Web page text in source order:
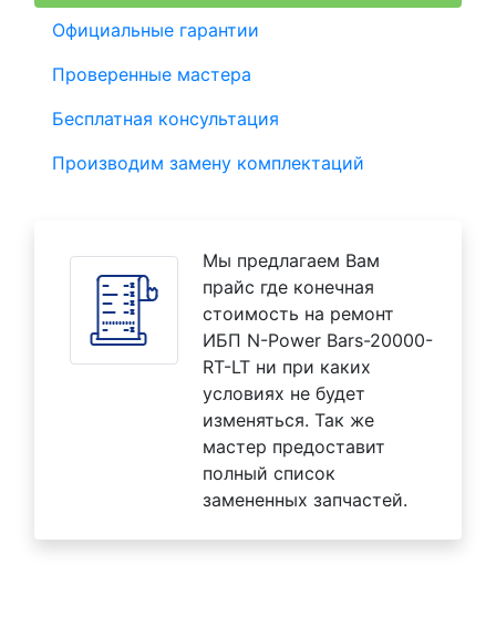
Официальные гарантии
Проверенные мастера
Бесплатная консультация
Производим замену комплектаций
Мы предлагаем Вам
прайс где конечная
стоимость на ремонт
ИБП N-Power Bars-20000-
RT-LT ни при каких
условиях не будет
изменяться. Так же
мастер предоставит
полный список
замененных запчастей.